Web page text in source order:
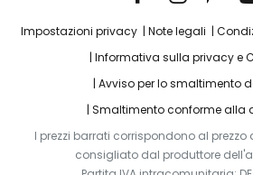
Impostazioni privacy Note legali
Informativa sulla privacy e
Avviso per lo smaltimento
Smaltimento conforme alla
I prezzi barrati corrispondono al
consigliato dal produttore